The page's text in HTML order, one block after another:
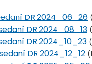
DR 2024_06_26
DR 2024_08_13
DR 2024_10_23
DR 2024_12_12